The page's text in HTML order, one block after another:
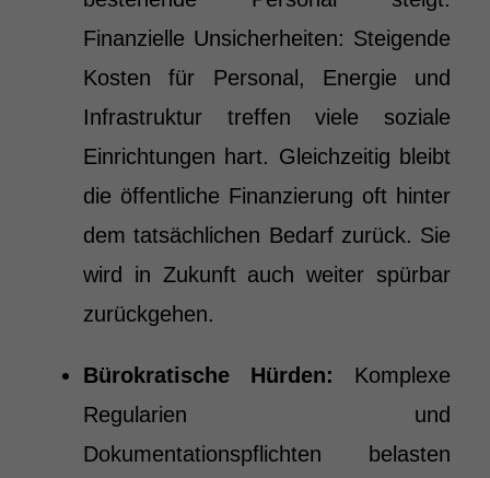
Finanzielle Unsicherheiten: Steigende
Kosten für Personal, Energie und
Infrastruktur treffen viele soziale
Einrichtungen hart. Gleichzeitig bleibt
die öffentliche Finanzierung oft hinter
dem tatsächlichen Bedarf zurück. Sie
wird in Zukunft auch weiter spürbar
zurückgehen.
Bürokratische Hürden: Komplexe
Regularien und
Dokumentationspflichten belasten